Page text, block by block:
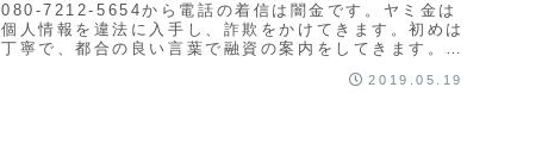
080-7212-5654から電話の着信は闇金です。ヤミ金は
個人情報を違法に入手し、詐欺をかけてきます。初めは
丁寧で、都合の良い言葉で融資の案内をしてきます。け
2019.05.19